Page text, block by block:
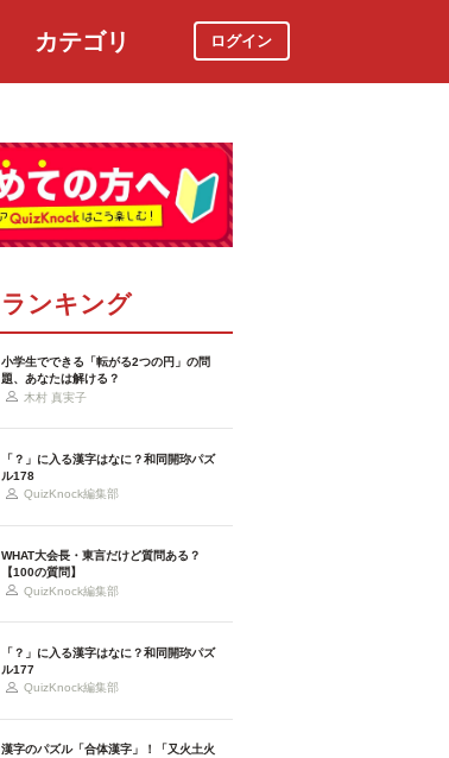
カテゴリ ログイン
ランキング
小学生でできる「転がる2つの円」の問
題、あなたは解ける？
木村 真実子
「？」に入る漢字はなに？和同開珎パズ
ル178
QuizKnock編集部
WHAT大会長・東言だけど質問ある？
【100の質問】
QuizKnock編集部
「？」に入る漢字はなに？和同開珎パズ
ル177
QuizKnock編集部
漢字のパズル「合体漢字」！「又火土火